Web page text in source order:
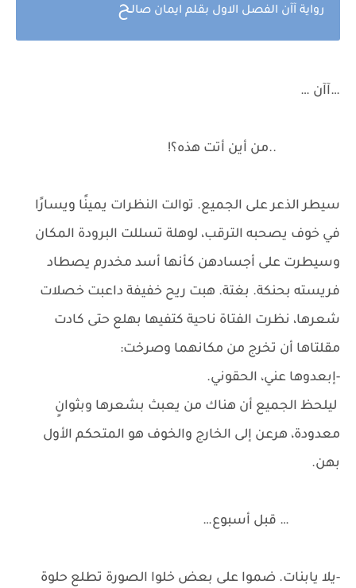
رواية آآن الفصل الاول بقلم ايمان صالح
…آآن …
..من أين أتت هذه؟!
سيطر الذعر على الجميع. توالت النظرات يمينًا ويسارًا
في خوف يصحبه الترقب، لوهلة تسللت البرودة المكان
وسيطرت على أجسادهن كأنها أسد مخدرم يصطاد
فريسته بحنكة. بغتة. هبت ريح خفيفة داعبت خصلات
شعرها، نظرت الفتاة ناحية كتفيها بهلع حتى كادت
مقلتاها أن تخرج من مكانهما وصرخت:
-إبعدوها عني، الحقوني.
ليلحظ الجميع أن هناك من يعبث بشعرها وبثوانٍ
معدودة، هرعن إلى الخارج والخوف هو المتحكم الأول
بهن.
… قبل أسبوع…
-يلا يابنات. ضموا على بعض خلوا الصورة تطلع حلوة